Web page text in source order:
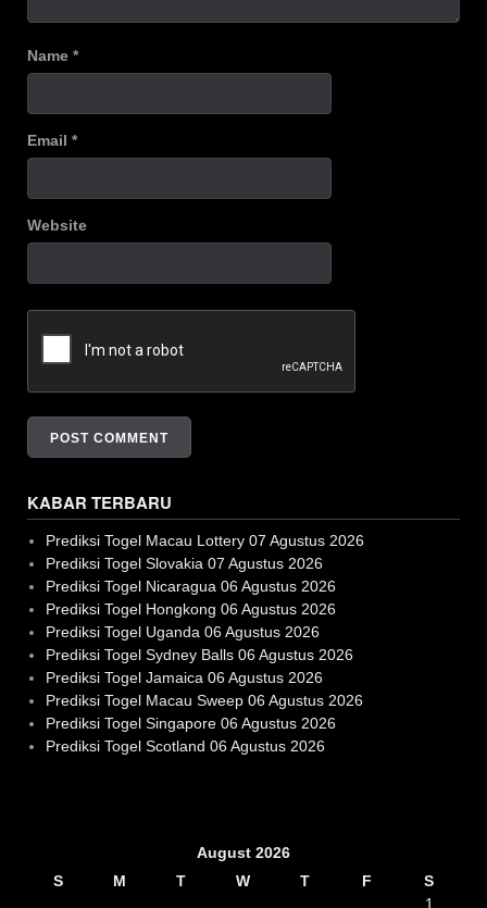
Name *
Email *
Website
KABAR TERBARU
Prediksi Togel Macau Lottery 07 Agustus 2026
Prediksi Togel Slovakia 07 Agustus 2026
Prediksi Togel Nicaragua 06 Agustus 2026
Prediksi Togel Hongkong 06 Agustus 2026
Prediksi Togel Uganda 06 Agustus 2026
Prediksi Togel Sydney Balls 06 Agustus 2026
Prediksi Togel Jamaica 06 Agustus 2026
Prediksi Togel Macau Sweep 06 Agustus 2026
Prediksi Togel Singapore 06 Agustus 2026
Prediksi Togel Scotland 06 Agustus 2026
August 2026
S
M T W T F
S
1